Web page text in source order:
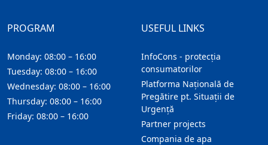
USEFUL LINKS
InfoCons - protecția
consumatorilor
Platforma Națională de
Pregătire pt. Situații de
Urgență
Partner projects
Compania de apa
PROGRAM
Monday: 08:00 – 16:00
Tuesday: 08:00 – 16:00
Wednesday: 08:00 – 16:00
Thursday: 08:00 – 16:00
Friday: 08:00 – 16:00